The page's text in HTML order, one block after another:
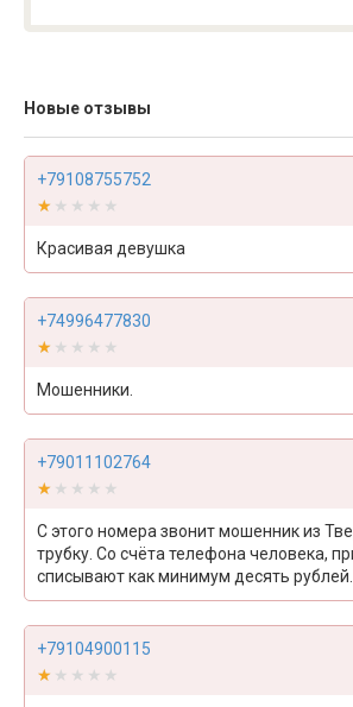
Новые отзывы
+79108755752
★★★★★
★★★★★
Красивая девушка
+74996477830
★★★★★
★★★★★
Мошенники.
+79011102764
★★★★★
★★★★★
С этого номера звонит мошенник из
трубку. Со счёта телефона человека,
списывают как минимум десять рублей.
+79104900115
★★★★★
★★★★★